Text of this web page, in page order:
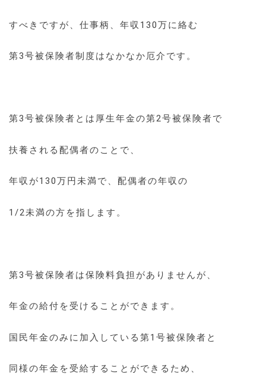
すべきですが、仕事柄、年収130万に絡む
第3号被保険者制度はなかなか厄介です。
第3号被保険者とは厚生年金の第2号被保険者で
扶養される配偶者のことで、
年収が130万円未満で、配偶者の年収の
1/2未満の方を指します。
第3号被保険者は保険料負担がありませんが、
年金の給付を受けることができます。
国民年金のみに加入している第1号被保険者と
同様の年金を受給することができるため、